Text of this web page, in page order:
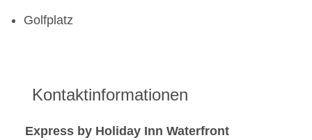
Golfplatz
Kontaktinformationen
Express by Holiday Inn Waterfront